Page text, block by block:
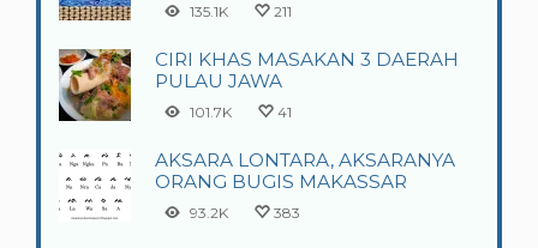
135.1K 211
CIRI KHAS MASAKAN 3 DAERAH
PULAU JAWA
101.7K 41
AKSARA LONTARA, AKSARANYA
ORANG BUGIS MAKASSAR
93.2K 383